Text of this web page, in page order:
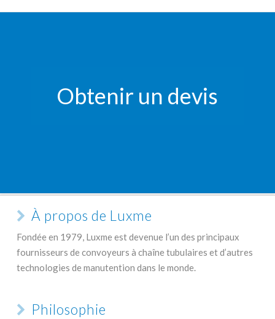
Obtenir un devis
À propos de Luxme
Fondée en 1979, Luxme est devenue l’un des principaux
fournisseurs de convoyeurs à chaîne tubulaires et d’autres
technologies de manutention dans le monde.
Philosophie